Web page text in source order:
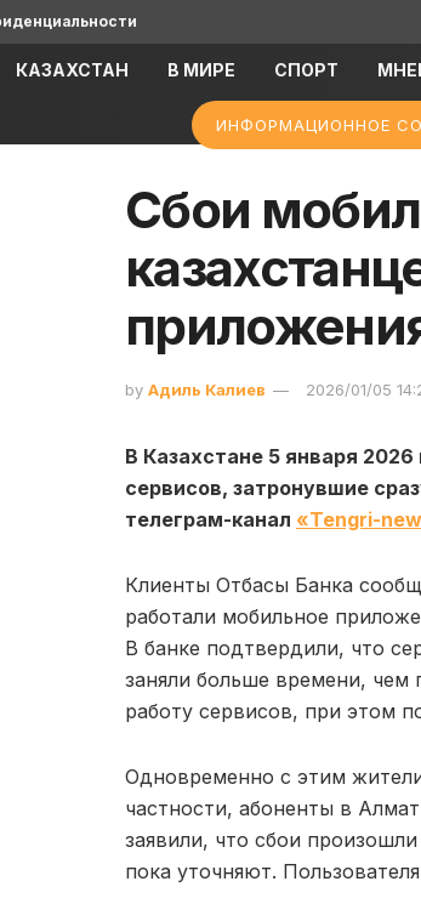
КАЗАХСТАН В МИРЕ СПОРТ
ИНФОРМАЦИОННОЕ
Сбои
by Адиль Калиев 2026/01/05
В Казахстане 5 января
сервисов, затронувшие
телеграм-канал «Tengri-
Клиенты Отбасы Банка
работали мобильное
В банке подтвердили, что
заняли больше времени, чем
работу сервисов, при этом
Одновременно с этим
частности, абоненты в
заявили, что сбои
пока уточняют.